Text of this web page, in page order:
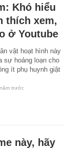
Khó hiểu
thích xem,
ở Youtube
vật hoạt hình này
sự hoảng loạn cho
ít phụ huynh giật
trước
này, hãy